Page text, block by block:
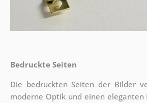
Bedruckte Seiten
Die bedruckten Seiten der Bilder
moderne Optik und einen eleganten